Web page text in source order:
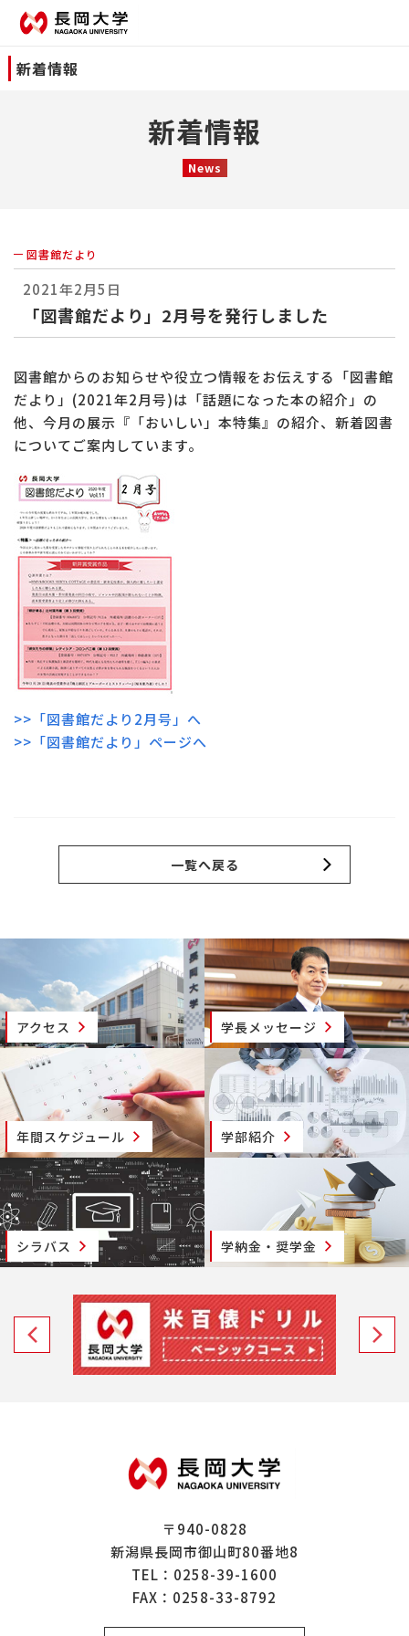
新着情報
News
新着情報
図書館だより
2021年2月5日
「図書館だより」2月号を発行しました
図書館からのお知らせや役立つ情報をお伝えする「図書館
だより」(2021年2月号)は「話題になった本の紹介」の
他、今月の展示『「おいしい」本特集』の紹介、新着図書
についてご案内しています。
>>「図書館だより2月号」へ
>>「図書館だより」ページへ
一覧へ戻る
アクセス 学長メッセージ
年間スケジュール 学部紹介
シラバス 学納金・奨学金
〒940-0828
新潟県長岡市御山町80番地8
TEL： 0258-39-1600
FAX：0258-33-8792